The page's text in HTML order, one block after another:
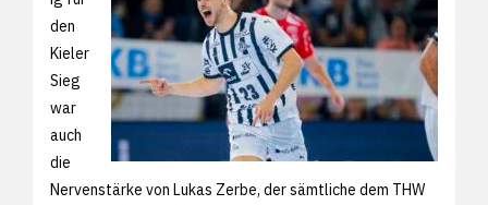
den
Kieler
Sieg
war
auch
die
Nervenstärke von Lukas Zerbe, der sämtliche dem THW